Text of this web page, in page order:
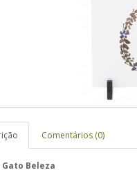
Comentários (0)
Beleza